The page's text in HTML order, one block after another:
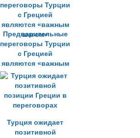
Предварительные
переговоры Турции
с Грецией
являются «важным
шагом»
Турция ожидает
позитивной